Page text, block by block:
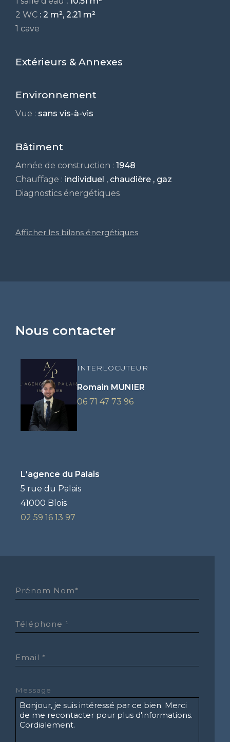
2 WC : 2 m², 2.21 m²
1 cave
Extérieurs & Annexes
Environnement
Vue : sans vis-à-vis
Bâtiment
Année de construction : 1948
Chauffage : individuel , chaudière , gaz
Diagnostics énergétiques
Afficher les bilans énergétiques
Nous contacter
INTERLOCUTEUR
Romain MUNIER
06 71 47 73 96
L'agence du Palais
5 rue du Palais
41000 Blois
02 59 16 13 97
Prénom Nom*
Téléphone ¹
Email *
Message